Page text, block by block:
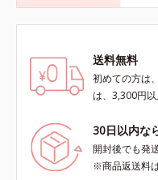
送料無料
初めての方は
は、3,300円
30日以内な
開封後でも発
※商品返送料